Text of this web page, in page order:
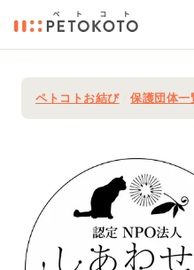
ペトコトお結び 保護団体一